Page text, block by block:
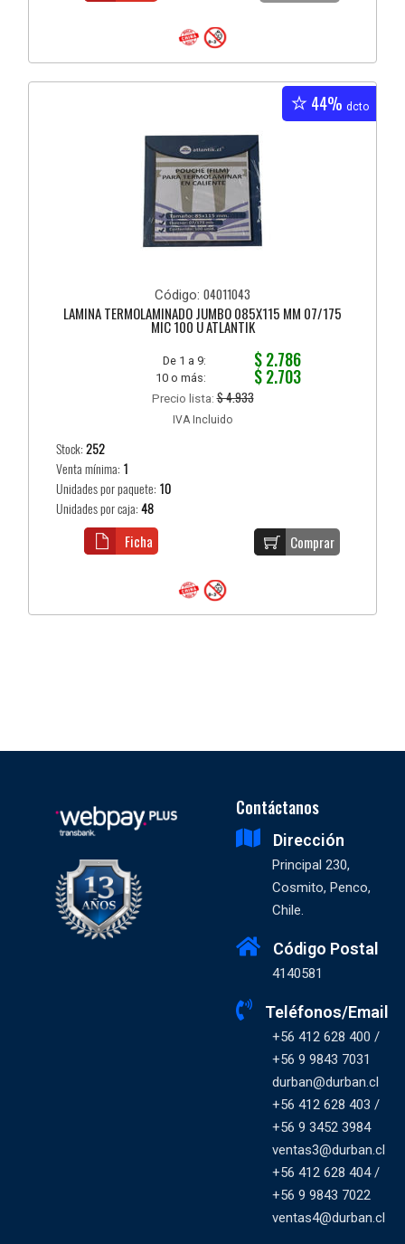
44% dcto
Código: 04011043
LAMINA TERMOLAMINADO JUMBO 085X115 MM 07/175
MIC 100 U ATLANTIK
De 1 a 9: $ 2.786
10 o más: $ 2.703
Precio lista:$ 4.933
IVA Incluido
Stock:252
Venta mínima: 1
Unidades por paquete: 10
Unidades por caja:48
Comprar
Ficha
Contáctanos
Dirección
Principal 230,
Cosmito, Penco,
Chile.
Código Postal
4140581
Teléfonos/Email
+56 412 628 400 /
+56 9 9843 7031
durban@durban.cl
+56 412 628 403 /
+56 9 3452 3984
ventas3@durban.cl
+56 412 628 404 /
+56 9 9843 7022
ventas4@durban.cl